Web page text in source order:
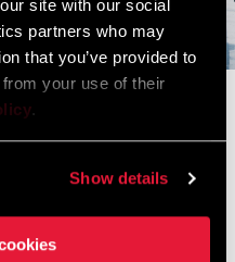
site with our social
partners who may
that you’ve provided to
your use of their
.
Show details
and when dropper